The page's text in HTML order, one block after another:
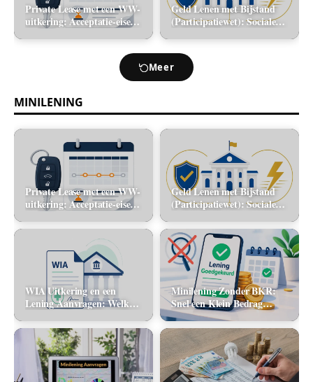
Private Lease met een WW-
uitkering: Acceptatie-eisen
Geld Lenen met Bijstand
(Participatiewet): Sociale
Meer
MINILENING
Private Lease met een WW-
uitkering: Acceptatie-eisen
en alternatieve mobiliteit
Geld Lenen met Bijstand
(Participatiewet): Sociale
flitskrediet
WIA Uitkering en een
Lening Aanvragen: Welke
mee?
Minilening Zonder BKR:
Snel een Klein Bedrag
Lenen Zonder Toetsing